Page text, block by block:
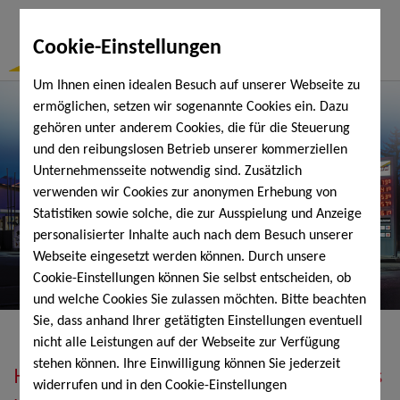
Cookie-Einstellungen
Um Ihnen einen idealen Besuch auf unserer Webseite zu
ermöglichen, setzen wir sogenannte Cookies ein. Dazu
gehören unter anderem Cookies, die für die Steuerung
und den reibungslosen Betrieb unserer kommerziellen
Unternehmensseite notwendig sind. Zusätzlich
verwenden wir Cookies zur anonymen Erhebung von
Statistiken sowie solche, die zur Ausspielung und Anzeige
personalisierter Inhalte auch nach dem Besuch unserer
Webseite eingesetzt werden können. Durch unsere
Cookie-Einstellungen können Sie selbst entscheiden, ob
und welche Cookies Sie zulassen möchten. Bitte beachten
Sie, dass anhand Ihrer getätigten Einstellungen eventuell
nicht alle Leistungen auf der Webseite zur Verfügung
stehen können. Ihre Einwilligung können Sie jederzeit
widerrufen und in den Cookie-Einstellungen
Heizöl, Diesel, Schmierstoffe, Holzpellets